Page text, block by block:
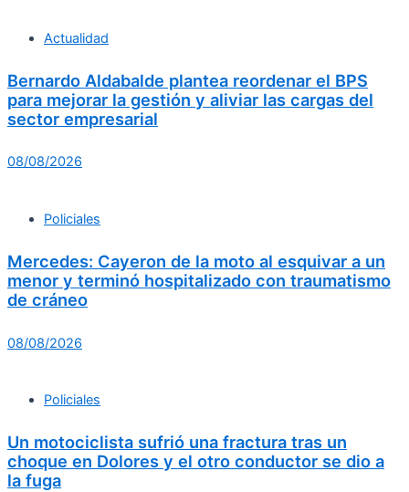
Actualidad
Bernardo Aldabalde plantea reordenar el BPS
para mejorar la gestión y aliviar las cargas del
sector empresarial
08/08/2026
Policiales
Mercedes: Cayeron de la moto al esquivar a un
menor y terminó hospitalizado con traumatismo
de cráneo
08/08/2026
Policiales
Un motociclista sufrió una fractura tras un
choque en Dolores y el otro conductor se dio a
la fuga